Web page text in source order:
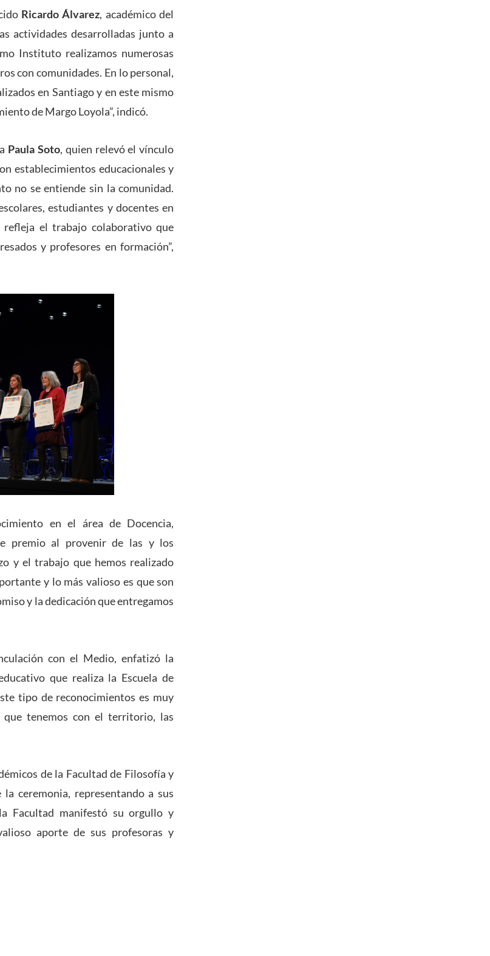
Ricardo Álvarez, académico del
actividades desarrolladas junto a
Instituto realizamos numerosas
con comunidades. En lo personal,
en Santiago y en este mismo
de Margo Loyola”, indicó.
Paula Soto, quien relevó el vínculo
establecimientos educacionales y
no se entiende sin la comunidad.
estudiantes y docentes en
el trabajo colaborativo que
y profesores en formación”,
en el área de Docencia,
premio al provenir de las y los
y el trabajo que hemos realizado
y lo más valioso es que son
y la dedicación que entregamos
con el Medio, enfatizó la
que realiza la Escuela de
tipo de reconocimientos es muy
tenemos con el territorio, las
de la Facultad de Filosofía y
ceremonia, representando a sus
Facultad manifestó su orgullo y
aporte de sus profesoras y